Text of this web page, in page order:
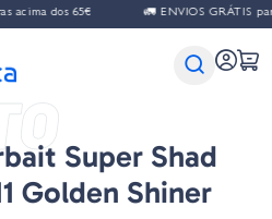
dos 65€ 🚛 ENVIOS GRÁTIS
Super Shad
Golden Shiner